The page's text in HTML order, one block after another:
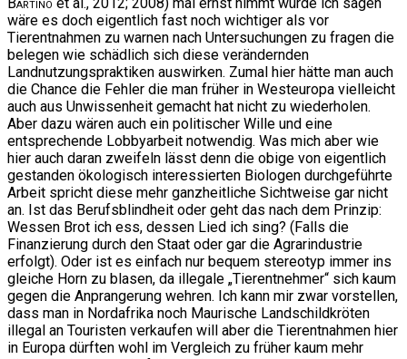
wäre es doch eigentlich fast noch wichtiger als vor
Tierentnahmen zu warnen nach Untersuchungen zu fragen die
belegen wie schädlich sich diese verändernden
Landnutzungspraktiken auswirken. Zumal hier hätte man auch
die Chance die Fehler die man früher in Westeuropa vielleicht
auch aus Unwissenheit gemacht hat nicht zu wiederholen.
Aber dazu wären auch ein politischer Wille und eine
entsprechende Lobbyarbeit notwendig. Was mich aber wie
hier auch daran zweifeln lässt denn die obige von eigentlich
gestanden ökologisch interessierten Biologen durchgeführte
Arbeit spricht diese mehr ganzheitliche Sichtweise gar nicht
an. Ist das Berufsblindheit oder geht das nach dem Prinzip:
Wessen Brot ich ess, dessen Lied ich sing? (Falls die
Finanzierung durch den Staat oder gar die Agrarindustrie
erfolgt). Oder ist es einfach nur bequem stereotyp immer ins
gleiche Horn zu blasen, da illegale „Tierentnehmer“ sich kaum
gegen die Anprangerung wehren. Ich kann mir zwar vorstellen,
dass man in Nordafrika noch Maurische Landschildkröten
illegal an Touristen verkaufen will aber die Tierentnahmen hier
in Europa dürften wohl im Vergleich zu früher kaum mehr